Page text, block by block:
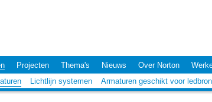
Projecten Thema's Nieuws Over Norton
Lichtlijn systemen Armaturen geschikt voor